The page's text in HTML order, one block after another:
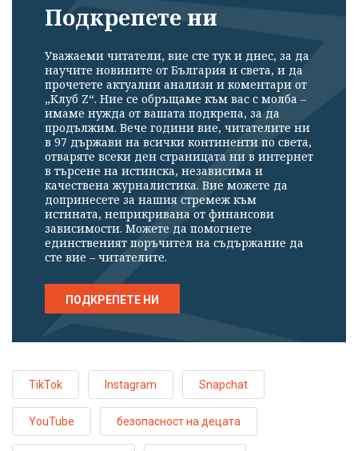
Подкрепете ни
Уважаеми читатели, вие сте тук и днес, за да
научите новините от България и света, и да
прочетете актуални анализи и коментари от
„Клуб Z“. Ние се обръщаме към вас с молба –
имаме нужда от вашата подкрепа, за да
продължим. Вече години вие, читателите ни
в 97 държави на всички континенти по света,
отваряте всеки ден страницата ни в интернет
в търсене на истинска, независима и
качествена журналистика. Вие можете да
допринесете за нашия стремеж към
истината, неприкривана от финансови
зависимости. Можете да помогнете
единственият поръчител на съдържание да
сте вие – читателите.
ПОДКРЕПЕТЕ НИ
TikTok Instagram Snapchat
YouTube безопасност на децата